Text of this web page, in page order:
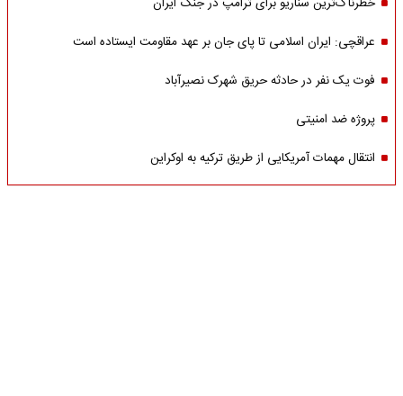
عراقچی: ایران اسلامی تا پای جان بر عهد مقاومت ایستاده است
فوت یک نفر در حادثه حریق شهرک نصیرآباد
پروژه ضد امنیتی
انتقال مهمات آمریکایی از طریق ترکیه به اوکراین